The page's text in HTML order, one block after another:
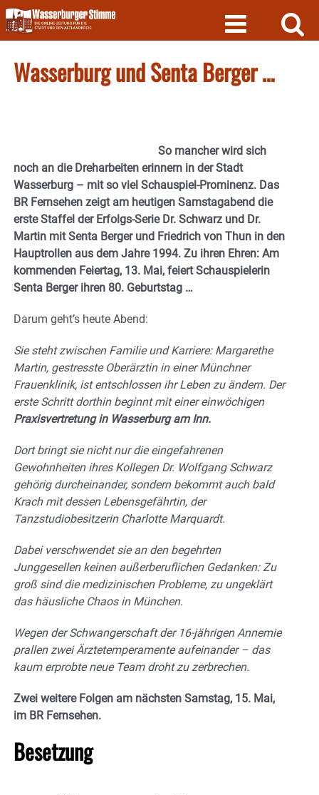
Skip
to
content
Wasserburg und Senta Berger …
So mancher wird sich
noch an die Dreharbeiten erinnern in der Stadt
Wasserburg – mit so viel Schauspiel-Prominenz. Das
BR Fernsehen zeigt am heutigen Samstagabend die
erste Staffel der Erfolgs-Serie Dr. Schwarz und Dr.
Martin mit Senta Berger und Friedrich von Thun in den
Hauptrollen aus dem Jahre 1994. Zu ihren Ehren: Am
kommenden Feiertag, 13. Mai, feiert Schauspielerin
Senta Berger ihren 80. Geburtstag …
Darum geht’s heute Abend:
Sie steht zwischen Familie und Karriere: Margarethe
Martin, gestresste Oberärztin in einer Münchner
Frauenklinik, ist entschlossen ihr Leben zu ändern. Der
erste Schritt dorthin beginnt mit einer einwöchigen
Praxisvertretung in Wasserburg am Inn.
Dort bringt sie nicht nur die eingefahrenen
Gewohnheiten ihres Kollegen Dr. Wolfgang Schwarz
gehörig durcheinander, sondern bekommt auch bald
Krach mit dessen Lebensgefährtin, der
Tanzstudiobesitzerin Charlotte Marquardt.
Dabei verschwendet sie an den begehrten
Junggesellen keinen außerberuflichen Gedanken: Zu
groß sind die medizinischen Probleme, zu ungeklärt
das häusliche Chaos in München.
Wegen der Schwangerschaft der 16-jährigen Annemie
prallen zwei Ärztetemperamente aufeinander – das
kaum erprobte neue Team droht zu zerbrechen.
Zwei weitere Folgen am nächsten Samstag, 15. Mai,
im BR Fernsehen.
Besetzung